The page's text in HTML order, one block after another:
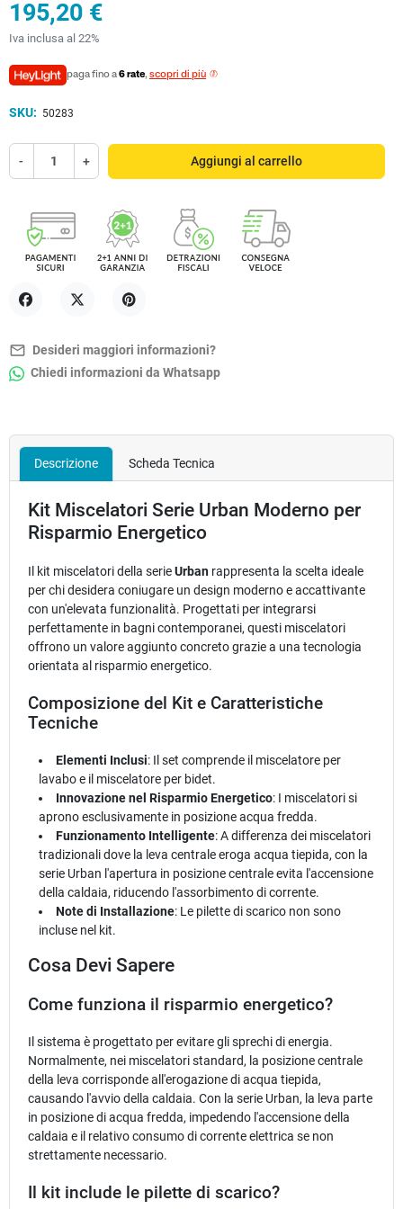
195,20 €
Iva inclusa al 22%
paga fino a6 rate, scopri di più
SKU: 50283
- + Aggiungi al carrello
mail_outline Desideri maggiori informazioni?
Chiedi informazioni da Whatsapp
Descrizione Scheda Tecnica
Kit Miscelatori Serie Urban Moderno per
Risparmio Energetico
Il kit miscelatori della serieUrban rappresenta la scelta ideale
per chi desidera coniugare un design moderno e accattivante
con un'elevata funzionalità. Progettati per integrarsi
perfettamente in bagni contemporanei, questi miscelatori
offrono un valore aggiunto concreto grazie a una tecnologia
orientata al risparmio energetico.
Composizione del Kit e Caratteristiche
Tecniche
Elementi Inclusi: Il set comprende il miscelatore per
lavabo e il miscelatore per bidet.
Innovazione nel Risparmio Energetico: I miscelatori si
aprono esclusivamente in posizione acqua fredda.
Funzionamento Intelligente: A differenza dei miscelatori
tradizionali dove la leva centrale eroga acqua tiepida, con la
serie Urban l'apertura in posizione centrale evita l'accensione
della caldaia, riducendo l'assorbimento di corrente.
Note di Installazione: Le pilette di scarico non sono
incluse nel kit.
Cosa Devi Sapere
Come funziona il risparmio energetico?
Il sistema è progettato per evitare gli sprechi di energia.
Normalmente, nei miscelatori standard, la posizione centrale
della leva corrisponde all'erogazione di acqua tiepida,
causando l'avvio della caldaia. Con la serie Urban, la leva parte
in posizione di acqua fredda, impedendo l'accensione della
caldaia e il relativo consumo di corrente elettrica se non
strettamente necessario.
Il kit include le pilette di scarico?